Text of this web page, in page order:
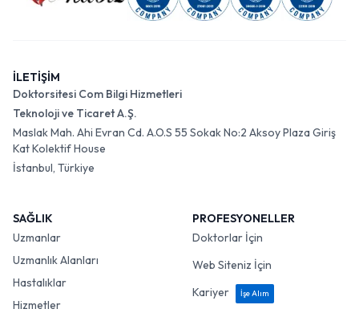
İLETİŞİM
Doktorsitesi Com Bilgi Hizmetleri
Teknoloji ve Ticaret A.Ş.
Maslak Mah. Ahi Evran Cd. A.O.S 55 Sokak No:2 Aksoy Plaza Giriş
Kat Kolektif House
İstanbul, Türkiye
SAĞLIK
Uzmanlar
Uzmanlık Alanları
Hastalıklar
Hizmetler
PROFESYONELLER
Doktorlar İçin
Web Siteniz İçin
Kariyer
İşe Alım